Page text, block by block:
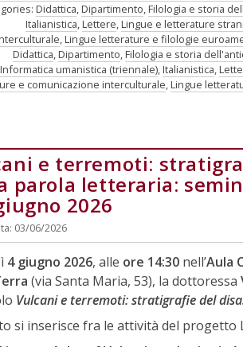
Didattica Dipartimento Filologia e storia
Italianistica Lettere Lingue e letterature
Lingue letterature e filologie
Didattica Dipartimento Filologia e storia
Informatica umanistica (triennale) Italianistica
e comunicazione interculturale Lingue
e terremoti:
parola letteraria:
2026
03/06/2026
4 giugno 2026, alle ore 14:30 nell’Aula
(via Santa Maria, 53), la dottoressa
Vulcani e terremoti: stratigrafie del
si inserisce fra le attività del progetto